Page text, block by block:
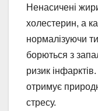
Ненасичені
холестерин, а
нормалізуючи
борються з
ризик
отримує
стресу.